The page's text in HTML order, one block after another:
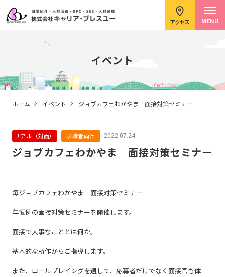
求職者のみなさまへ
企業のみなさまへ
イベント情報
強み
アクセス MENU
イベント
ホーム イベント ジョブカフェわかやま 面接対策セミナー
リアル（対面） 求職者向け 2022.07.24
ジョブカフェわかやま 面接対策セミナー
毎ジョブカフェわかやま 面接対策セミナー
年恒例の面接対策セミナーを開催します。
面接で大事なこととは何か。
基本的な所作からご指導します。
また、ロールプレイングを通して、応募者だけでなく面接官も体